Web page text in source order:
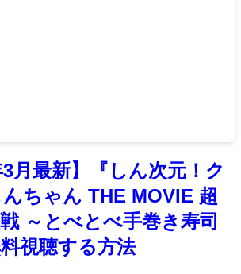
3月最新】『しん次元！ク
ちゃん THE MOVIE 超
～とべとべ手巻き寿司
視聴する方法